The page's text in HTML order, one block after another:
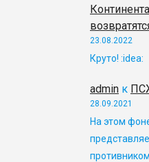
23.08.2022
Круто! :idea:
admin к
28.09.2021
На этом